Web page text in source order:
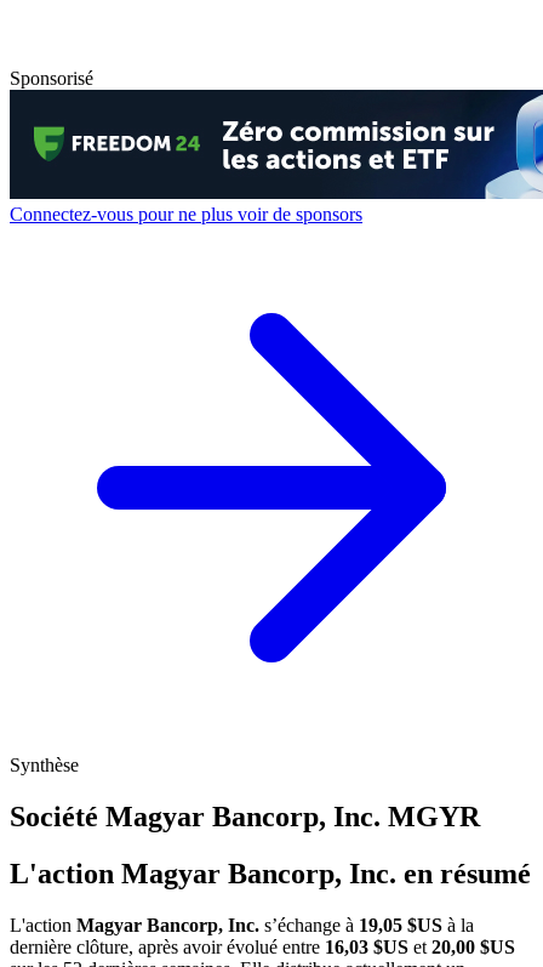
Sponsorisé
Connectez-vous pour ne plus voir de sponsors
Synthèse
Société Magyar Bancorp, Inc. MGYR
L'action Magyar Bancorp, Inc. en résumé
L'action Magyar Bancorp, Inc. s’échange à 19,05 $US à la
dernière clôture, après avoir évolué entre 16,03 $US et 20,00 $US